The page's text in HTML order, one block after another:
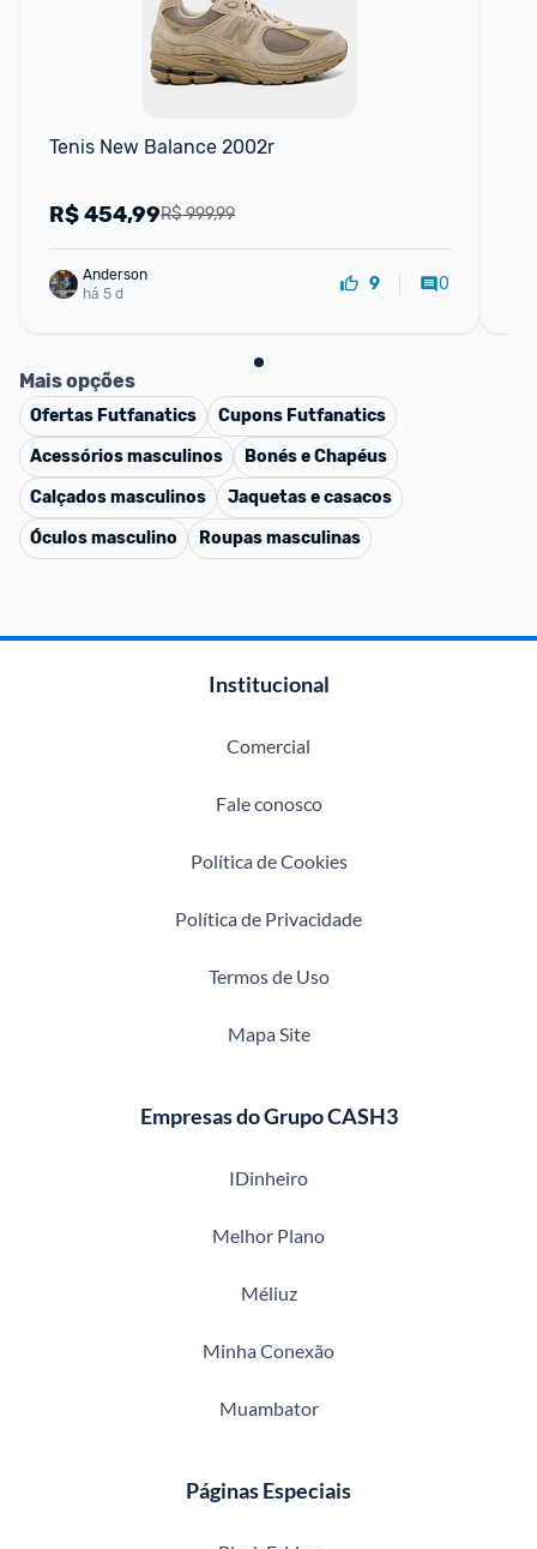
Tenis New Balance 2002r
R$ 999,99
R$454,99
Anderson
há 5 d
9 0
Mais opções
Ofertas Futfanatics Cupons Futfanatics
Acessórios masculinos
Bonés e Chapéus
Calçados masculinos
Jaquetas e casacos
Óculos masculino
Roupas masculinas
Institucional
Comercial
Fale conosco
Política de Cookies
Política de Privacidade
Termos de Uso
Mapa Site
Empresas do Grupo CASH3
IDinheiro
Melhor Plano
Méliuz
Minha Conexão
Muambator
Páginas Especiais